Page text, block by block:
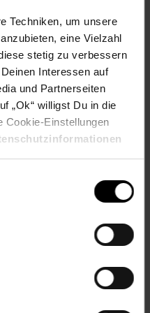
Techniken, um unsere
eine Vielzahl
stetig zu verbessern
Interessen auf
und Partnerseiten
„Ok“ willigst Du in die
Cookie-Einstellungen
Weinwelt
Karriere